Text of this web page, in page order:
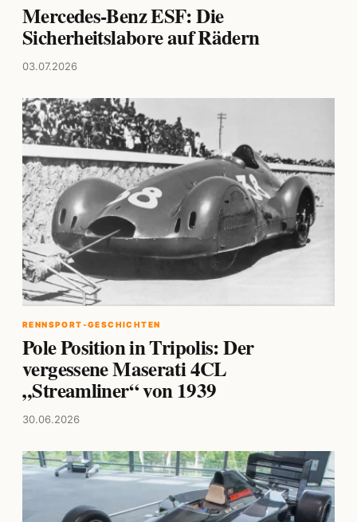
Mercedes-Benz ESF: Die
Sicherheitslabore auf Rädern
03.07.2026
RENNSPORT-GESCHICHTEN
Pole Position in Tripolis: Der
vergessene Maserati 4CL
„Streamliner“ von 1939
30.06.2026